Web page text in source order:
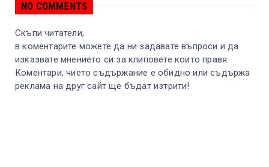
NO COMMENTS
Скъпи читатели,
в коментарите можете да ни задавате въпроси и да
изказвате мнението си за клиповете които правя.
Коментари, чието съдържание е обидно или съдържа
реклама на друг сайт ще бъдат изтрити!